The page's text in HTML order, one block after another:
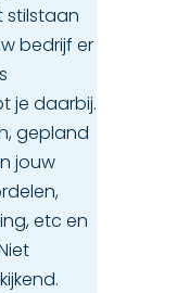
stilstaan
bedrijf er
je daarbij.
gepland
jouw
etc en